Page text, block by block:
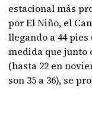
estacional más
por El Niño, el
llegando a 44
medida que junto
(hasta 22 en
son 35 a 36), se